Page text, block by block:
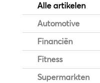
Alle artikelen
Automotive
Financiën
Fitness
Supermarkten